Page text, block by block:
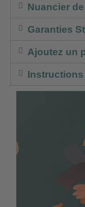
Nuancier
Garanties
Ajoutez un
Instructions